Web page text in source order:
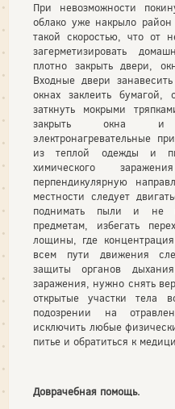
При невозможности
облако уже накрыло
такой скоростью, что от
загерметизировать
плотно закрыть двери,
Входные двери
окнах заклеить бумагой,
заткнуть мокрыми
закрыть окна и
электронагревательные
из теплой одежды и
химического
перпендикулярную
местности следует
поднимать пыли и не
предметам, избегать
лощины, где
всем пути движения
защиты органов
заражения, нужно снять
открытые участки тела
подозрении на
исключить любые
питье и обратиться к
Доврачебная помощь.